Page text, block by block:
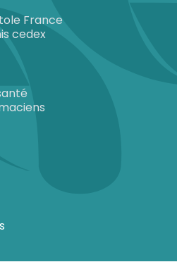
France
cedex